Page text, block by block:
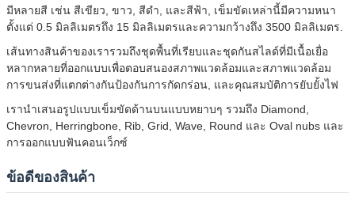
มีหลายสี เช่น สีเขียว, ขาว, สีดํา, และสีฟ้า, เข็มขัดเหล่านี้มีความหนา
ตั้งแต่ 0.5 มิลลิเมตรถึง 15 มิลลิเมตรและความกว้างถึง 3500 มิลลิเมตร.
เส้นทางสินค้าของเรารวมถึงชุดพื้นที่เรียบและชุดกันสไลด์ที่มีเนื้อเยื่อ
หลากหลายที่ออกแบบเพื่อตอบสนองสภาพแวดล้อมและสภาพแวดล้อม
การขนส่งที่แตกต่างกันป้องกันการกัดกร่อน, และคุณสมบัติการยับยั้งไฟ
เรานําเสนอรูปแบบเข็มขัดด้านบนแบบหยาบๆ รวมถึง Diamond,
Chevron, Herringbone, Rib, Grid, Wave, Round และ Oval nubs และ
การออกแบบฟันคอนเว็กซ์
ข้อดีของสินค้า